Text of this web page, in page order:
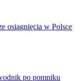
osiągnięcia w Polsce
po pomniku